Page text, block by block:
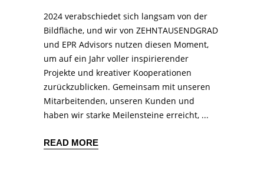
2024 verabschiedet sich langsam von der
Bildfläche, und wir von ZEHNTAUSENDGRAD
und EPR Advisors nutzen diesen Moment,
um auf ein Jahr voller inspirierender
Projekte und kreativer Kooperationen
zurückzublicken. Gemeinsam mit unseren
Mitarbeitenden, unseren Kunden und
haben wir starke Meilensteine erreicht,
READ MORE